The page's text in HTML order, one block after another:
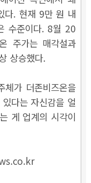
다. 현재 9만 원 내
수준이다. 8월 20
주가는 매각설과
상승했다.
가 더존비즈온을
다는 자신감을 얼
게 업계의 시각이